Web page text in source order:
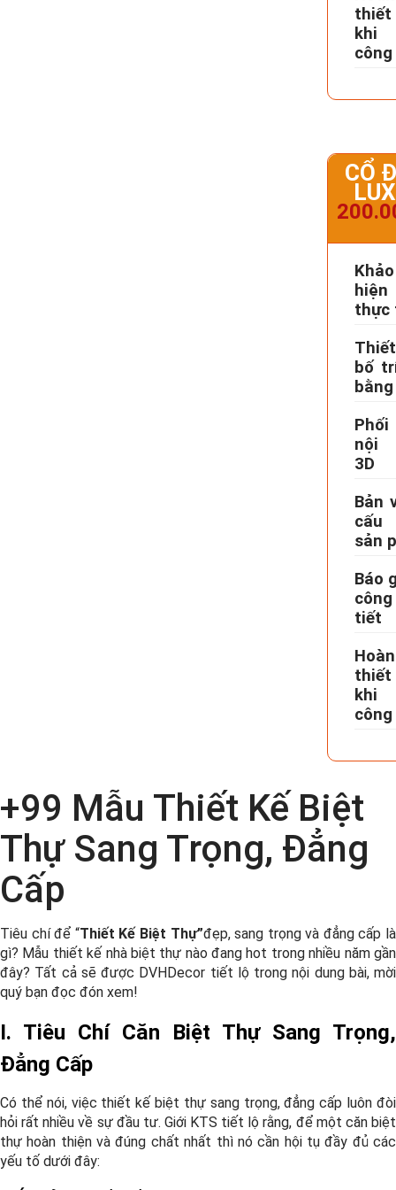
công
CỔ
hiện
thực
bố
bằng
nội
3D
Bản
sản
Báo
tiết
công
+99 Mẫu Thiết Kế Biệt
Thự Sang Trọng, Đẳng
Cấp
Tiêu chí để “Thiết Kế Biệt Thự”đẹp, sang trọng và đẳng cấp là
gì? Mẫu thiết kế nhà biệt thự nào đang hot trong nhiều năm gần
đây? Tất cả sẽ được DVHDecor tiết lộ trong nội dung bài, mời
quý bạn đọc đón xem!
I. Tiêu Chí Căn Biệt Thự Sang Trọng,
Đẳng Cấp
Có thể nói, việc thiết kế biệt thự sang trọng, đẳng cấp luôn đòi
hỏi rất nhiều về sự đầu tư. Giới KTS tiết lộ rằng, để một căn biệt
thự hoàn thiện và đúng chất nhất thì nó cần hội tụ đầy đủ các
yếu tố dưới đây: